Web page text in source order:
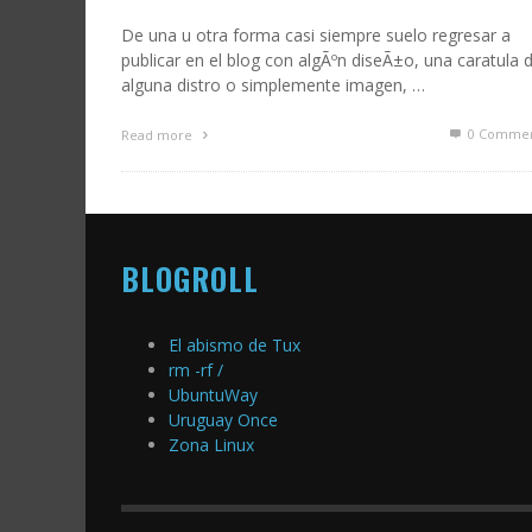
De una u otra forma casi siempre suelo regresar a
publicar en el blog con algÃºn diseÃ±o, una caratula
alguna distro o simplemente imagen, …
Read more 0
BLOGROLL
El abismo de Tux
rm -rf /
UbuntuWay
Uruguay Once
Zona Linux